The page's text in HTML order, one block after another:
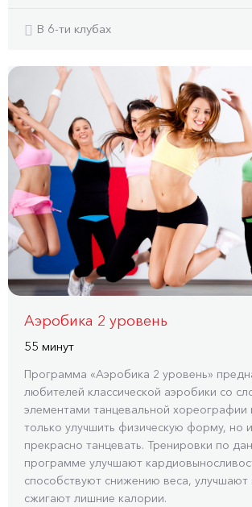
В 6-ти клубах
Аэробика 2 уровень
55 минут
Программа «Аэробика 2 уровень»
любителей классической аэробики со
элементами танцевальной хореографии
только улучшить физическую форму, но и
прекрасно танцевать. Тренировки по
программе улучшают
способствуют снижению веса,
сжигают лишние калории.